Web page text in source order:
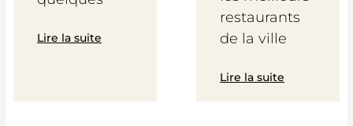
Lire la suite
restaurants
de la ville
Lire la suite